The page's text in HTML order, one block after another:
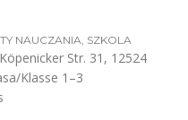
NAUCZANIA, SZKOLA
Str. 31, 12524
Klasse 1–3